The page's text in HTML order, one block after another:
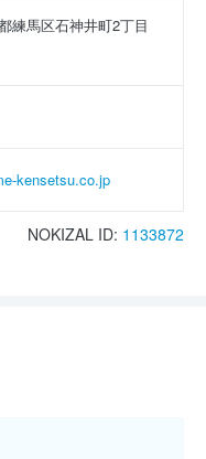
練馬区石神井町2丁目
kensetsu.co.jp
NOKIZAL ID: 1133872